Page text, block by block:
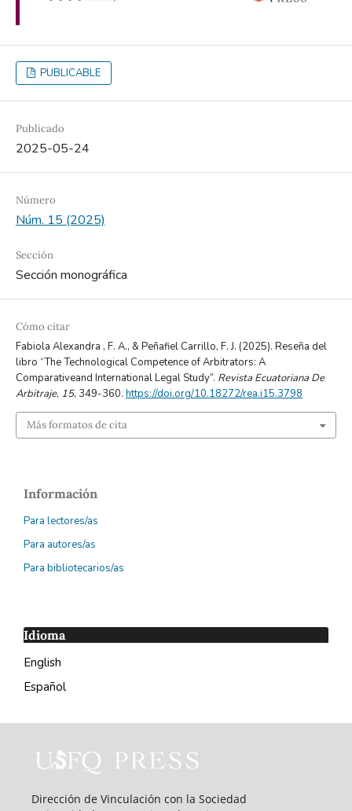
PUBLICABLE
Publicado
2025-05-24
Número
Núm. 15 (2025)
Sección
Sección monográfica
Cómo citar
Fabiola Alexandra , F. A., & Peñafiel Carrillo, F. J. (2025). Reseña del
libro “The Technological Competence of Arbitrators: A
Comparativeand International Legal Study”. Revista Ecuatoriana De
Arbitraje, 15, 349-360. https://doi.org/10.18272/rea.i15.3798
Más formatos de cita
Información
Para lectores/as
Para autores/as
Para bibliotecarios/as
Idioma
English
Español
Dirección de Vinculación con la Sociedad